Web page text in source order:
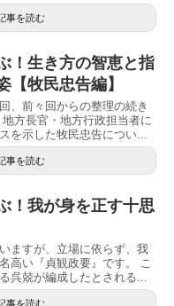
事を読む
！生き方の智恵と指
【牧民忠告編】
、前々回からの整理の続き
方長官・地方行政担当者に
を示した牧民忠告につい...
事を読む
！我が身を正す十思
ますが、立場に依らず、我
高い『貞観政要』です。 こ
呉兢が編成したとされる...
事を読む